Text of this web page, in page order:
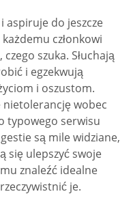
aspiruje do jeszcze
członkowi
szuka. Słuchają
i egzekwują
i oszustom.
nietolerancję wobec
typowego serwisu
są mile widziane,
się ulepszyć swoje
znaleźć idealne
je.